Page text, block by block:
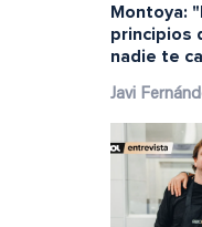
Montoya:
principios
nadie te
Javi